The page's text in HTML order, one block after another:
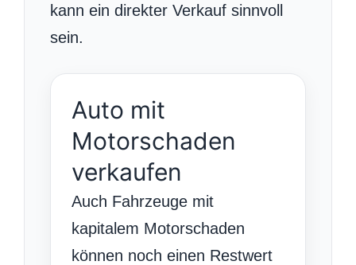
kann ein direkter Verkauf sinnvoll
sein.
Auto mit
Motorschaden
verkaufen
Auch Fahrzeuge mit
kapitalem Motorschaden
können noch einen Restwert